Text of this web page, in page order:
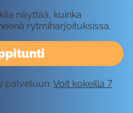
näyttää, kuinka
rytmiharjoituksissa.
palveluun. Voit kokeilla 7